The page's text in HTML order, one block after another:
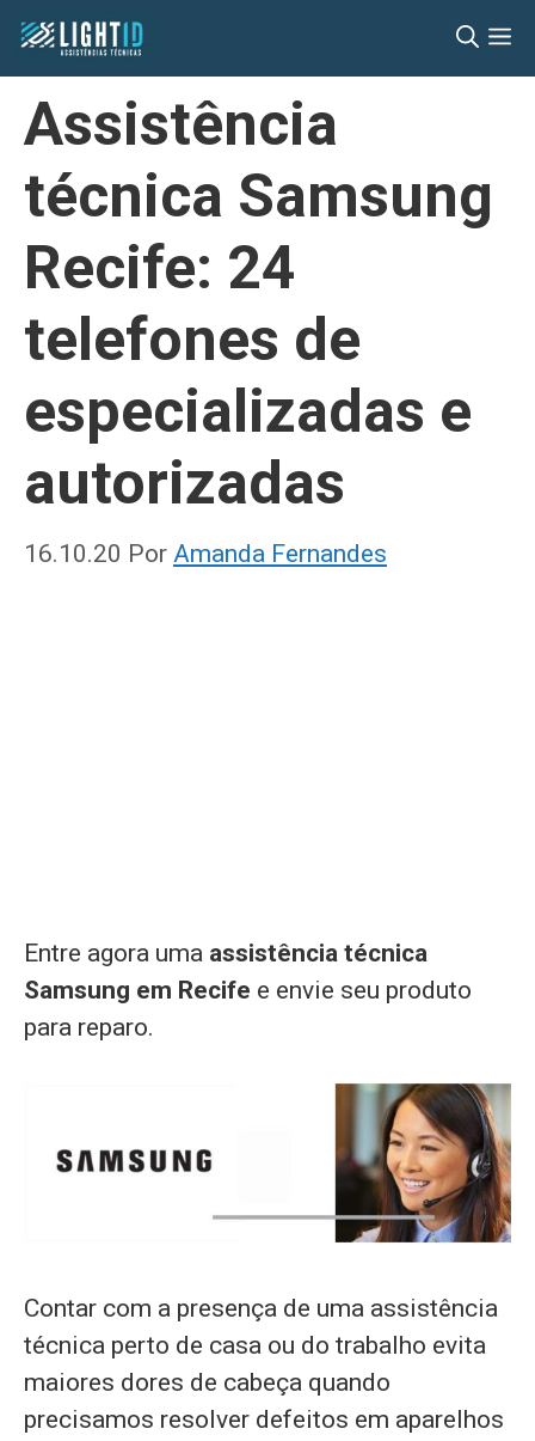
Pular
para
conteúdo
Assistência
técnica Samsung
Recife: 24
telefones de
especializadas e
autorizadas
16.10.20 Por Amanda Fernandes
Entre agora uma assistência técnica
Samsung em Recife e envie seu produto
para reparo.
Contar com a presença de uma assistência
técnica perto de casa ou do trabalho evita
maiores dores de cabeça quando
precisamos resolver defeitos em aparelhos